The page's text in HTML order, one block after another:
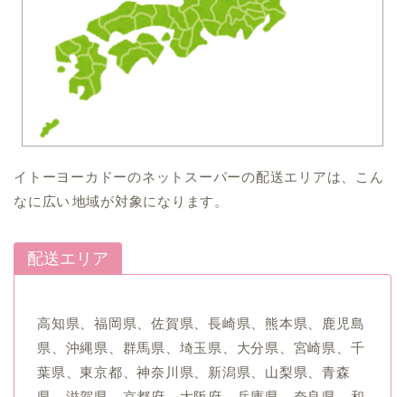
イトーヨーカドーのネットスーパーの配送エリアは、こん
なに広い地域が対象になります。
配送エリア
高知県、福岡県、佐賀県、長崎県、熊本県、鹿児島
県、沖縄県、群馬県、埼玉県、大分県、宮崎県、千
葉県、東京都、神奈川県、新潟県、山梨県、青森